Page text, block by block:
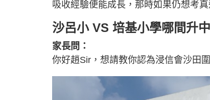
吸收經驗便能成長，那時如果仍想考
沙呂小 VS 培基小學哪間升
家長問：
你好趙Sir，想請教你認為浸信會沙田